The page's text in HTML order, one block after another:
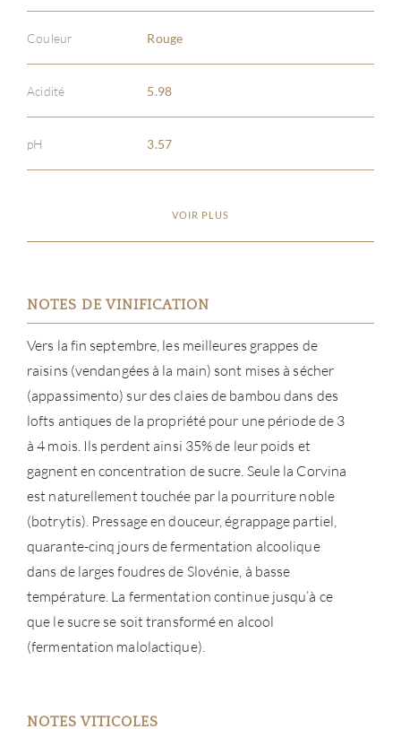
Couleur Rouge
Acidité 5.98
pH 3.57
VOIR PLUS
NOTES DE VINIFICATION
Vers la fin septembre, les meilleures grappes de
raisins (vendangées à la main) sont mises à sécher
(appassimento) sur des claies de bambou dans des
lofts antiques de la propriété pour une période de 3
à 4 mois. Ils perdent ainsi 35% de leur poids et
gagnent en concentration de sucre. Seule la Corvina
est naturellement touchée par la pourriture noble
(botrytis). Pressage en douceur, égrappage partiel,
quarante-cinq jours de fermentation alcoolique
dans de larges foudres de Slovénie, à basse
température. La fermentation continue jusqu’à ce
que le sucre se soit transformé en alcool
(fermentation malolactique).
NOTES VITICOLES